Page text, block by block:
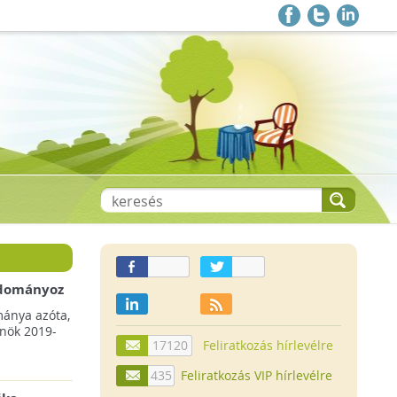
azóta,
2019-
17120
Feliratkozás hírlevélre
435
Feliratkozás VIP hírlevélre